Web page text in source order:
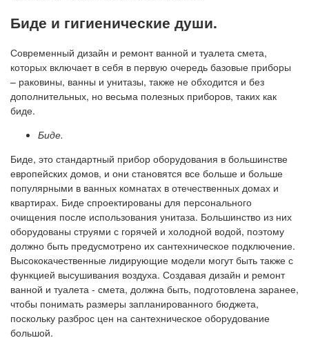
Биде и гигиенические души.
Современный дизайн и ремонт ванной и туалета смета,
которых включает в себя в первую очередь базовые приборы
– раковины, ванны и унитазы, также не обходится и без
дополнительных, но весьма полезных приборов, таких как
биде.
Биде.
Биде, это стандартный прибор оборудования в большинстве
европейских домов, и они становятся все больше и больше
популярными в ванных комнатах в отечественных домах и
квартирах. Биде спроектированы для персонального
очищения после использования унитаза. Большинство из них
оборудованы струями с горячей и холодной водой, поэтому
должно быть предусмотрено их сантехническое подключение.
Высококачественные лидирующие модели могут быть также с
функцией высушивания воздуха. Создавая дизайн и ремонт
ванной и туалета - смета, должна быть, подготовлена заранее,
чтобы понимать размеры запланированного бюджета,
поскольку разброс цен на сантехническое оборудование
большой.